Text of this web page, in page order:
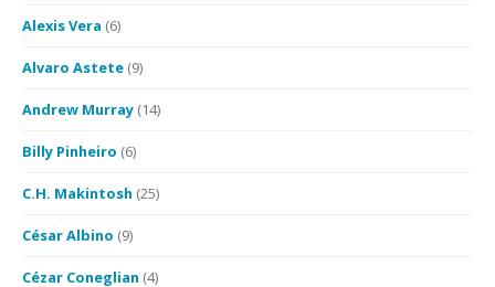
Alexis Vera (6)
Alvaro Astete (9)
Andrew Murray (14)
Billy Pinheiro (6)
C.H. Makintosh (25)
César Albino (9)
Cézar Coneglian (4)